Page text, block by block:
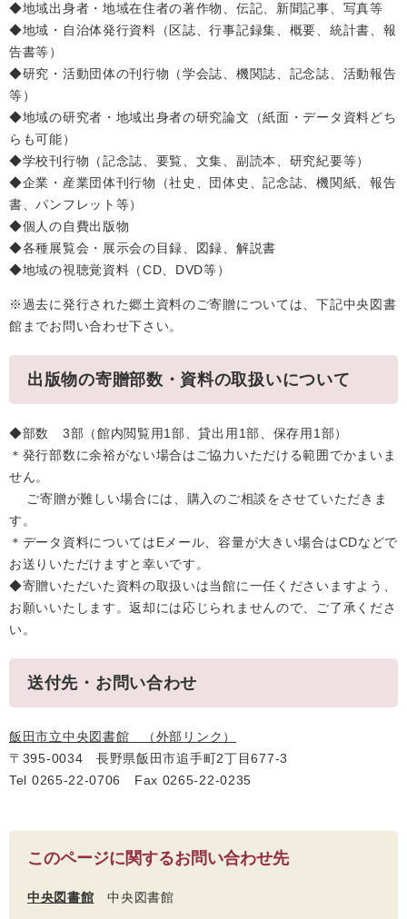
◆地域出身者・地域在住者の著作物、伝記、新聞記事、写真等
◆地域・自治体発行資料（区誌、行事記録集、概要、統計書、報
告書等）
◆研究・活動団体の刊行物（学会誌、機関誌、記念誌、活動報告
等）
◆地域の研究者・地域出身者の研究論文（紙面・データ資料どち
らも可能）
◆学校刊行物（記念誌、要覧、文集、副読本、研究紀要等）
◆企業・産業団体刊行物（社史、団体史、記念誌、機関紙、報告
書、パンフレット等）
◆個人の自費出版物
◆各種展覧会・展示会の目録、図録、解説書
◆地域の視聴覚資料（CD、DVD等）
※過去に発行された郷土資料のご寄贈については、下記中央図書
館までお問い合わせ下さい。
出版物の寄贈部数・資料の取扱いについて
◆部数 3部（館内閲覧用1部、貸出用1部、保存用1部）
＊発行部数に余裕がない場合はご協力いただける範囲でかまいま
せん。
ご寄贈が難しい場合には、購入のご相談をさせていただきま
す。
＊データ資料についてはEメール、容量が大きい場合はCDなどで
お送りいただけますと幸いです。
◆寄贈いただいた資料の取扱いは当館に一任くださいますよう、
お願いいたします。返却には応じられませんので、ご了承くださ
い。
送付先・お問い合わせ
飯田市立中央図書館
（外部リンク）
〒395-0034 長野県飯田市追手町2丁目677-3
Tel 0265-22-0706 Fax 0265-22-0235
このページに関するお問い合わせ先
中央図書館 中央図書館